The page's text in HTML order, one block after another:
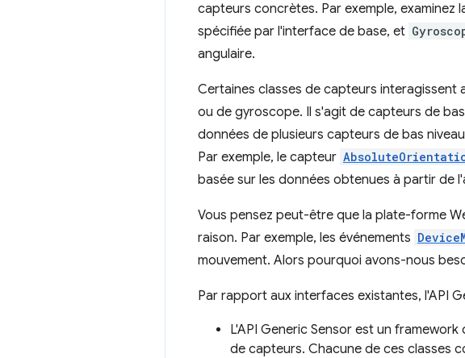
capteurs concrètes. Par exemple, examinez
spécifiée par l'interface de base, et
angulaire.
Certaines classes de capteurs interagissent
ou de gyroscope. Il s'agit de capteurs de
données de plusieurs capteurs de bas
Par exemple, le capteur
basée sur les données obtenues à partir de
Vous pensez peut-être que la plate-forme
raison. Par exemple, les événements
mouvement. Alors pourquoi avons-nous
Par rapport aux interfaces existantes, l'API
L'API Generic Sensor est un
de capteurs. Chacune de ces classes